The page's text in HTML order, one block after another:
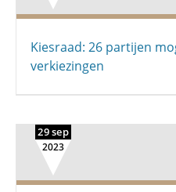
Kiesraad: 26 partijen
verkiezingen
29 sep
2023